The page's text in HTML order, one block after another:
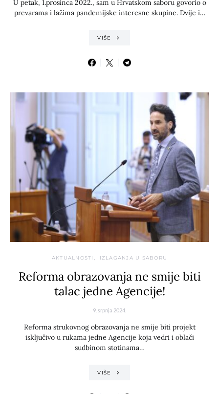
U petak, 1.prosinca 2022., sam u Hrvatskom saboru govorio o
prevarama i lažima pandemijske interesne skupine. Dvije i…
VIŠE
AKTUALNOSTI IZLAGANJA U SABORU
Reforma obrazovanja ne smije biti
talac jedne Agencije!
9. srpnja 2024.
Reforma strukovnog obrazovanja ne smije biti projekt
isključivo u rukama jedne Agencije koja vedri i oblači
sudbinom stotinama…
VIŠE